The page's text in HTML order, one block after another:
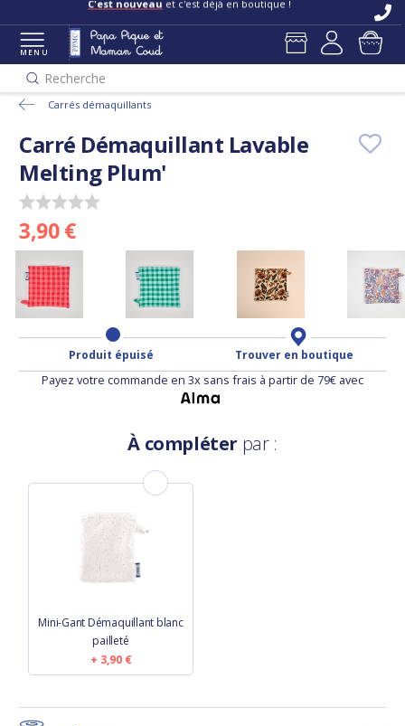
C'est nouveau et c'est déjà en boutique !
MENU
Recherche
Carrés démaquillants
Carré Démaquillant Lavable
Melting Plum'
3,90 €
Produit épuisé Trouver en boutique
Payez votre commande en 3x sans frais à partir de 79€ avec
À compléter par :
Mini-Gant Démaquillant blanc
pailleté
3,90 €